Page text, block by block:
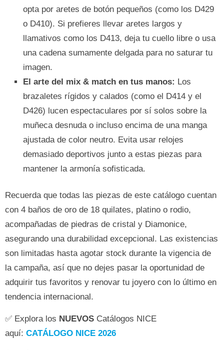
opta por aretes de botón pequeños (como los D429
o D410). Si prefieres llevar aretes largos y
llamativos como los D413, deja tu cuello libre o usa
una cadena sumamente delgada para no saturar tu
imagen.
El arte del mix & match en tus manos: Los
brazaletes rígidos y calados (como el D414 y el
D426) lucen espectaculares por sí solos sobre la
muñeca desnuda o incluso encima de una manga
ajustada de color neutro. Evita usar relojes
demasiado deportivos junto a estas piezas para
mantener la armonía sofisticada.
Recuerda que todas las piezas de este catálogo cuentan
con 4 baños de oro de 18 quilates, platino o rodio,
acompañadas de piedras de cristal y Diamonice,
asegurando una durabilidad excepcional. Las existencias
son limitadas hasta agotar stock durante la vigencia de
la campaña, así que no dejes pasar la oportunidad de
adquirir tus favoritos y renovar tu joyero con lo último en
tendencia internacional.
✅ Explora los NUEVOS Catálogos NICE
aquí: CATÁLOGO NICE 2026